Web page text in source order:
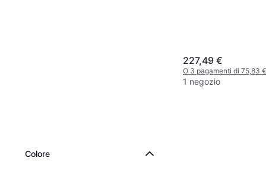
Colore
227,49 €
O 3 pagamenti di 75,83
1 negozio